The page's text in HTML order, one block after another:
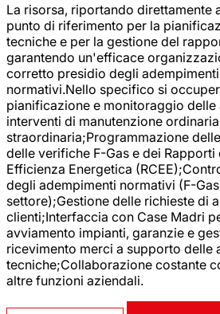
La risorsa, riportando direttamente
punto di riferimento per la
tecniche e per la gestione del
garantendo un'efficace
corretto presidio degli
normativi.Nello specifico si
pianificazione e monitoraggio
interventi di manutenzione
straordinaria;Programmazione
delle verifiche F-Gas e dei
Efficienza Energetica
degli adempimenti normativi (F-
settore);Gestione delle richieste di
clienti;Interfaccia con Case Madri
avviamento impianti, garanzie e
ricevimento merci a supporto delle
tecniche;Collaborazione costante
altre funzioni aziendali.